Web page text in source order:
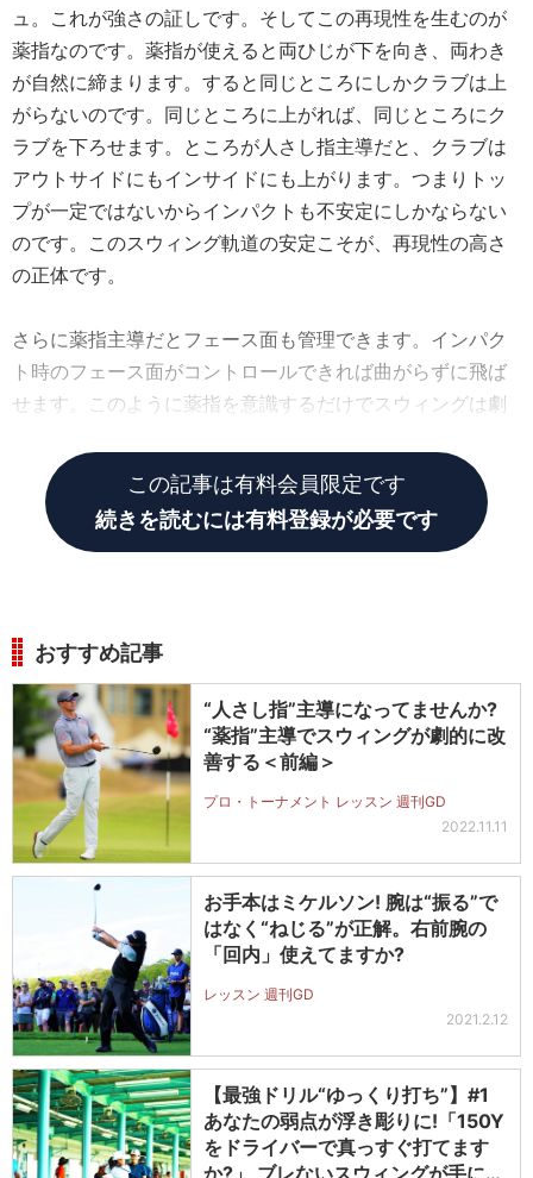
ュ。これが強さの証しです。そしてこの再現性を生むのが
薬指なのです。薬指が使えると両ひじが下を向き、両わき
が自然に締まります。すると同じところにしかクラブは上
がらないのです。同じところに上がれば、同じところにク
ラブを下ろせます。ところが人さし指主導だと、クラブは
アウトサイドにもインサイドにも上がります。つまりトッ
プが一定ではないからインパクトも不安定にしかならない
のです。このスウィング軌道の安定こそが、再現性の高さ
の正体です。
さらに薬指主導だとフェース面も管理できます。インパク
ト時のフェース面がコントロールできれば曲がらずに飛ば
せます。このように薬指を意識するだけでスウィングは劇
この記事は有料会員限定です
続きを読むには有料登録が必要です
おすすめ記事
“人さし指”主導になってませんか?
“薬指”主導でスウィングが劇的に改
善する＜前編＞
プロ・トーナメント レッスン 週刊GD
2022.11.11
お手本はミケルソン! 腕は“振る”で
はなく“ねじる”が正解。右前腕の
「回内」使えてますか?
レッスン 週刊GD
2021.2.12
【最強ドリル“ゆっくり打ち”】#1
あなたの弱点が浮き彫りに!「150Y
をドライバーで真っすぐ打てます